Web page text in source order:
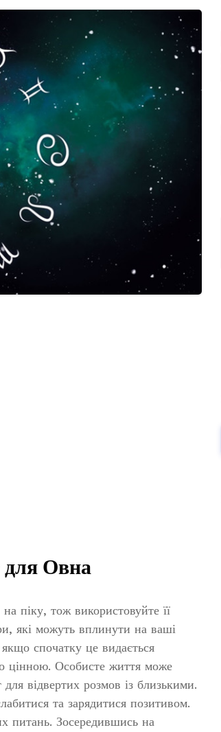
для Овна
піку, тож використовуйте її
які можуть вплинути на ваші
якщо спочатку це видається
цінною. Особисте життя може
відвертих розмов із близькими.
та зарядитися позитивом.
питань. Зосередившись на